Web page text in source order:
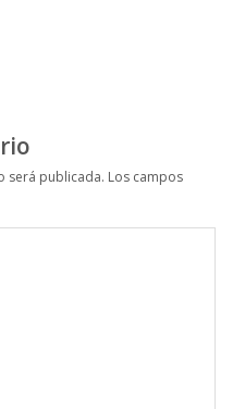
será publicada. Los campos